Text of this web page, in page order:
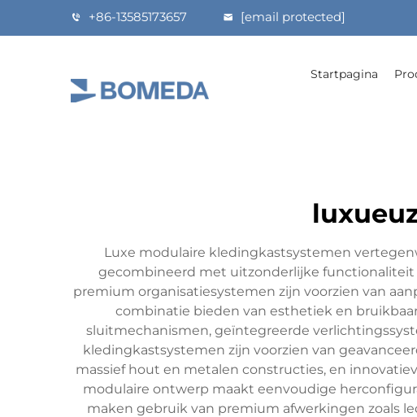
+86-13585173657 [email protected]
Startpagina
Luxe modulaire kledingkastsystemen
gecombineerd met uitzonderlijke functionaliteit
premium organisatiesystemen zijn voorzien van
combinatie bieden van esthetiek en
sluitmechanismen, geïntegreerde
kledingkastsystemen zijn voorzien van
massief hout en metalen constructies, en
modulaire ontwerp maakt eenvoudige
maken gebruik van premium afwerkingen zoals